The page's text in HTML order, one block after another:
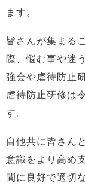
ます。
皆さんが集まる
際、悩む事や迷
強会や虐待防止
虐待防止研修は
す。
自他共に皆さん
意識をより高め
間に良好で適切